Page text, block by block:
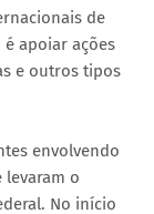
de
é apoiar ações
e outros tipos
envolvendo
levaram o
No início